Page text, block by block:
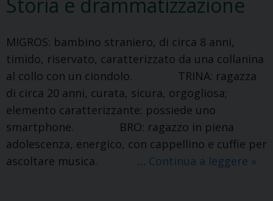
Storia e drammatizzazione
MIGROS: bambino straniero, di circa 8 anni,
timido, riservato, caratterizzato da una collanina
al collo con un ciondolo. TRINA: ragazza
di circa 20 anni, curata, sicura, orgogliosa;
elemento caratterizzante: possiede uno
smartphone. BRO: ragazzo in piena
adolescenza, energico, con cappellino e cuffie per
ascoltare musica. … Continua a leggere »